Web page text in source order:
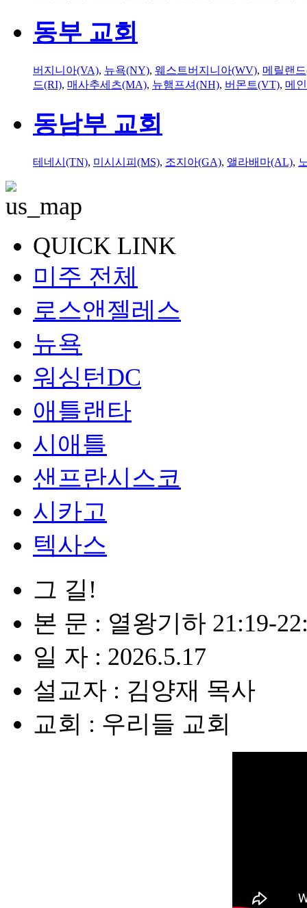
동부 교회
버지니아(VA), 뉴욕(NY), 웨스트버지니아(WV), 메릴랜
드(RI), 매사추세츠(MA), 뉴햄프셔(NH), 버몬트(VT), 메
동남부 교회
테네시(TN), 미시시피(MS), 조지아(GA), 앨라배마(AL),
QUICK LINK
미주 전체
로스앤젤레스
뉴욕
워싱턴DC
애틀랜타
시애틀
샌프란시스코
시카고
텍사스
그 길!
본 문 : 열왕기하 21:19-
일 자 : 2026.5.17
설교자 : 김양재 목사
교회 : 우리들 교회